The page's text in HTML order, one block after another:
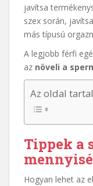
javítsa
szex során,
más típusú
A legjobb férfi
az növeli a
Az oldal
Tippek a
Hogyan lehet az